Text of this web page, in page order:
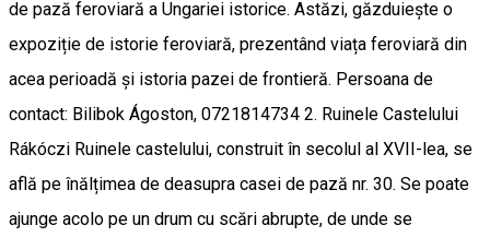
de pază feroviară a Ungariei istorice. Astăzi, găzduiește o
expoziție de istorie feroviară, prezentând viața feroviară din
acea perioadă și istoria pazei de frontieră. Persoana de
contact: Bilibok Ágoston, 0721814734 2. Ruinele Castelului
Rákóczi Ruinele castelului, construit în secolul al XVII-lea, se
află pe înălțimea de deasupra casei de pază nr. 30. Se poate
ajunge acolo pe un drum cu scări abrupte, de unde se